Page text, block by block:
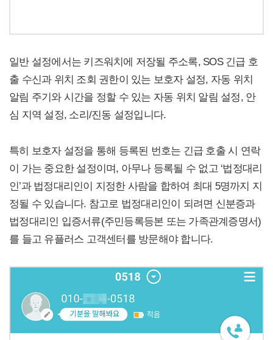
일반 설정에서는 키즈워치에 저장될 주소록, SOS 긴급 호
출 수신과 위치 조회 권한이 있는 보호자 설정, 자동 위치
알림 주기와 시간을 정할 수 있는 자동 위치 알림 설정, 안
심 지역 설정, 소리/진동 설정입니다.
특히 보호자 설정을 통해 등록된 번호는 긴급 호출 시 연락
이 가는 중요한 설정이며, 아무나 등록될 수 없고 ‘법정대리
인’과 법정대리인이 지정한 사람을 합하여 최대 5명까지 지
정될 수 있습니다. 참고로 법정대리인이 되려면 신분증과
법정대리인 입증서류(주민등록등본 또는 가족관계증명서)
를 들고 유플러스 고객센터를 방문해야 합니다.